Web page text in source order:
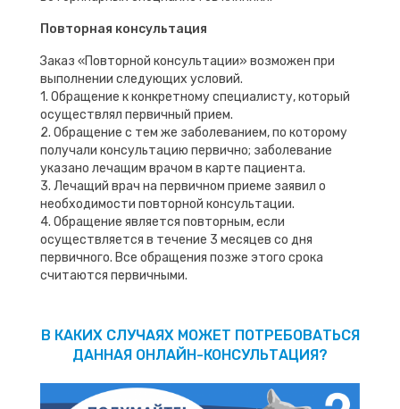
Повторная консультация
Заказ «Повторной консультации» возможен при
выполнении следующих условий.
1. Обращение к конкретному специалисту, который
осуществлял первичный прием.
2. Обращение с тем же заболеванием, по которому
получали консультацию первично; заболевание
указано лечащим врачом в карте пациента.
3. Лечащий врач на первичном приеме заявил о
необходимости повторной консультации.
4. Обращение является повторным, если
осуществляется в течение 3 месяцев со дня
первичного. Все обращения позже этого срока
считаются первичными.
В КАКИХ СЛУЧАЯХ МОЖЕТ ПОТРЕБОВАТЬСЯ
ДАННАЯ ОНЛАЙН-КОНСУЛЬТАЦИЯ?